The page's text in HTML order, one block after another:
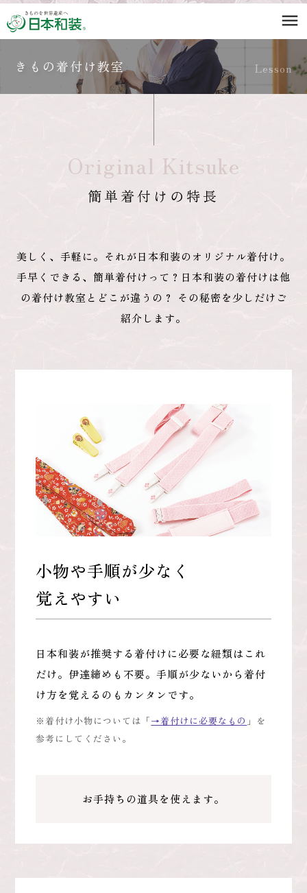
menu
Lesson
きもの着付け教室
Original Kitsuke
簡単着付けの特長
美しく、手軽に。それが日本和装のオリジナル着付け。
手早くできる、簡単着付けって？日本和装の着付けは他
の着付け教室とどこが違うの？
その秘密を少しだけご
紹介します。
小物や手順が少なく
覚えやすい
日本和装が推奨する着付けに必要な紐類はこれ
だけ。伊達締めも不要。手順が少ないから着付
け方を覚えるのもカンタンです。
※着付け小物については「→着付けに必要なもの 」を
参考にしてください。
お手持ちの道具を使えます。